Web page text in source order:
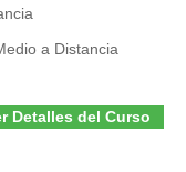
a Distancia
Detalles del Curso